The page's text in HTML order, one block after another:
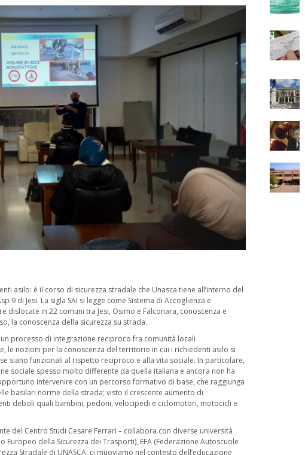
asilo: è il corso di sicurezza stradale che Unasca tiene all’interno del
9 di Jesi. La sigla SAI si legge come Sistema di Accoglienza e
dislocate in 22 comuni tra Jesi, Osimo e Falconara, conoscenza e
la conoscenza della sicurezza su strada.
processo di integrazione reciproco fra comunità locali
le nozioni per la conoscenza del territorio in cui i richiedenti asilo si
siano funzionali al rispetto reciproco e alla vita sociale. In particolare,
sociale spesso molto differente da quella italiana e ancora non ha
intervenire con un percorso formativo di base, che raggiunga
basilari norme della strada; visto il crescente aumento di
deboli quali bambini, pedoni, velocipedi e ciclomotori, motocicli e
del Centro Studi Cesare Ferrari – collabora con diverse università
Europeo della Sicurezza dei Trasporti), EFA (Federazione Autoscuole
Stradale di UNASCA, ci muoviamo nel contesto dell’educazione